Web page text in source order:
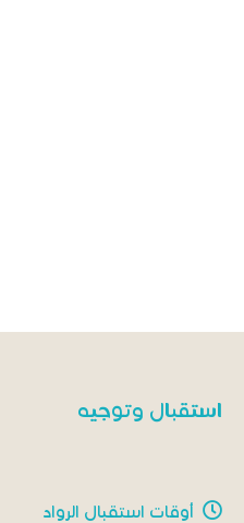
استقبال وتوجيه
أوقات استقبال الرواد